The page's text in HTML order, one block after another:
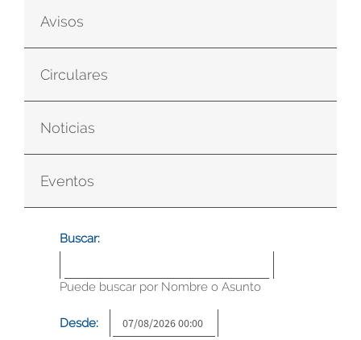
Avisos
Circulares
Noticias
Eventos
Buscar:
Puede buscar por Nombre o Asunto
Desde: